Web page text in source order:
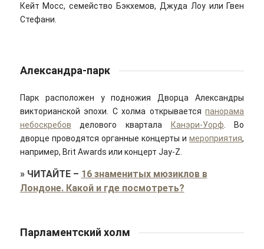
Кейт Мосс, семейство Бэкхемов, Джуда Лоу или Гвен
Стефани.
Александра-парк
Парк расположен у подножия Дворца Александры
викторианской эпохи. С холма открываетсяпанорама
небоскребов делового квартала Канэри-Уорф . Во
дворце проводятся органные концерты имероприятия,
например, Brit Awards или концерт Jay-Z.
» ЧИТАЙТЕ– 16 знаменитых мюзиклов в
Лондоне. Какой и где посмотреть?
Парламентский холм